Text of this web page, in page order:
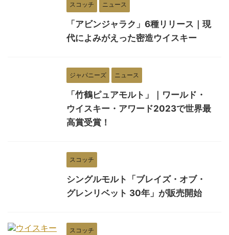
スコッチ ニュース
「アビンジャラク」6種リリース｜現
代によみがえった密造ウイスキー
ジャパニーズ ニュース
「竹鶴ピュアモルト」｜ワールド・
ウイスキー・アワード2023で世界最
高賞受賞！
スコッチ
シングルモルト「ブレイズ・オブ・
グレンリベット 30年」が販売開始
スコッチ